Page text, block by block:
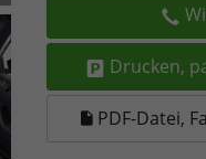
Drucken,
PDF-Datei,